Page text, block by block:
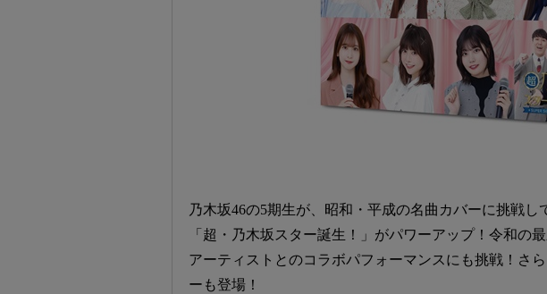
乃木坂46の5期生が、昭和・平成の名曲カバーに挑戦し
「超・乃木坂スター誕生！」がパワーアップ！令和の
アーティストとのコラボパフォーマンスにも挑戦！さ
ーも登場！